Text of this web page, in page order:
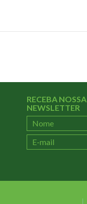
RECEBA NOSSA
NEWSLETTER